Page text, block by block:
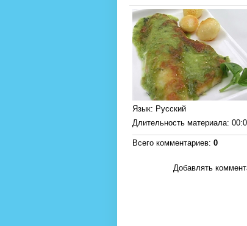
Язык: Русский
Длительность материала:
Всего комментариев: 0
Добавлять